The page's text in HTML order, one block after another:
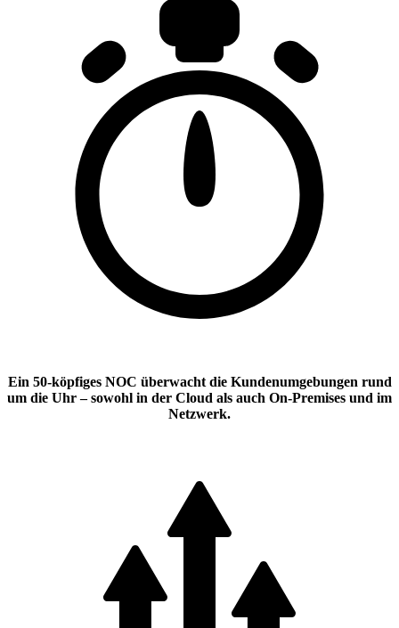
Ein 50-köpfiges NOC überwacht die Kundenumgebungen rund
um die Uhr – sowohl in der Cloud als auch On-Premises und im
Netzwerk.